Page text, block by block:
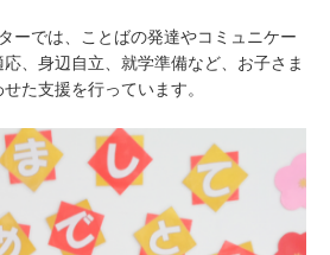
ーでは、ことばの発達やコミュニケー
、身辺自立、就学準備など、お子さま
た支援を行っています。